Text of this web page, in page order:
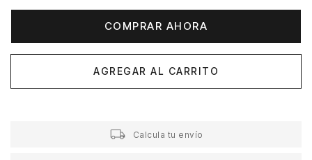
COMPRAR AHORA
AGREGAR AL CARRITO
Calcula tu envío